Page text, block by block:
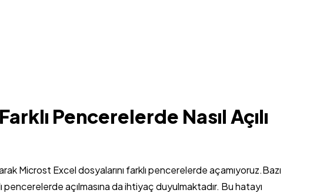
Pencerelerde Nasıl Açılı
Microst Excel dosyalarını farklı pencerelerde açamıyoruz.Bazı
pencerelerde açılmasına da ihtiyaç duyulmaktadır. Bu hatayı